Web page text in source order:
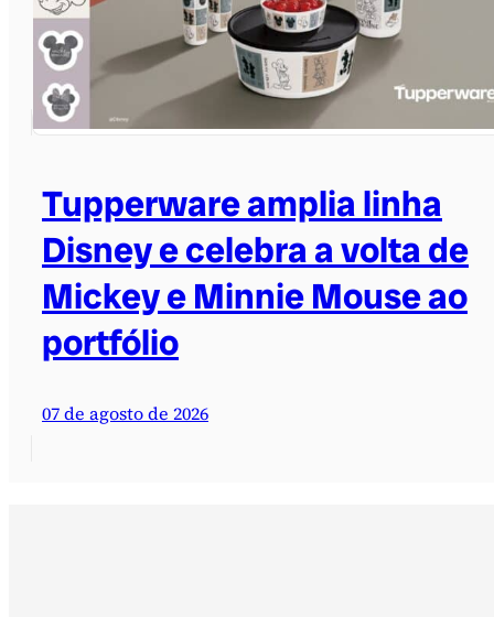
Tupperware amplia linha
Disney e celebra a volta de
Mickey e Minnie Mouse ao
portfólio
07 de agosto de 2026